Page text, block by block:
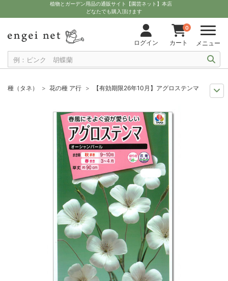
植物とガーデン用品の通販サイト【園芸ネット】本店
どなたでも購入頂けます
ログイン
0
カート メニュー
種（タネ） 花の種 ア行
【有効期限26年10月】アグロステンマ：オー
草花の種 10月
【有効期限26年10月】アグロステ
草花の種 9月 【有効期限26年10月】アグロステン